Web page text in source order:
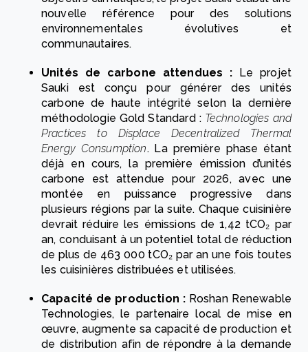
nouvelle référence pour des solutions
environnementales évolutives et
communautaires.
Unités de carbone attendues : Le projet
Sauki est conçu pour générer des unités
carbone de haute intégrité selon la dernière
méthodologie Gold Standard : Technologies and
Practices to Displace Decentralized Thermal
Energy Consumption. La première phase étant
déjà en cours, la première émission d’unités
carbone est attendue pour 2026, avec une
montée en puissance progressive dans
plusieurs régions par la suite. Chaque cuisinière
devrait réduire les émissions de 1,42 tCO₂ par
an, conduisant à un potentiel total de réduction
de plus de 463 000 tCO₂ par an une fois toutes
les cuisinières distribuées et utilisées.
Capacité de production :Roshan Renewable
Technologies, le partenaire local de mise en
œuvre, augmente sa capacité de production et
de distribution afin de répondre à la demande